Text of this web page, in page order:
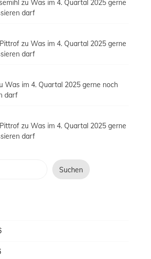
zu Was im 4. Quartal 2025 gerne
darf
zu Was im 4. Quartal 2025 gerne
darf
Was im 4. Quartal 2025 gerne noch
darf
zu Was im 4. Quartal 2025 gerne
darf
Suchen